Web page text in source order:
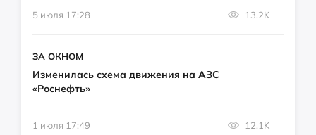
5 июля 17:28 13.2K
ЗА ОКНОМ
Изменилась схема движения на АЗС
«Роснефть»
1 июля 17:49 12.1K